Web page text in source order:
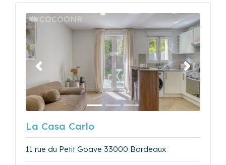
Précédent Suivant
La Casa Carlo
11 rue du Petit Goave 33000 Bordeaux